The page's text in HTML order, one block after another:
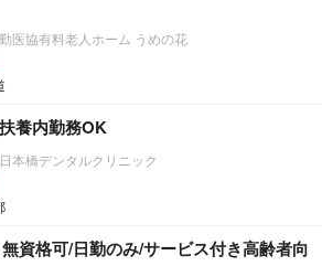
医協有料老人ホーム うめの花
養内勤務OK
本橋デンタルクリニック
無資格可/日勤のみ/サービス付き高齢者向